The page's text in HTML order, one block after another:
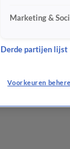
Marketing &
Derde partijen lijst
Voorkeuren